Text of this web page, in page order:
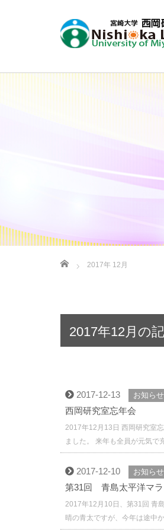
ホーム 2017年 12月
2017年12月の
2017-12-13 お知ら
西岡研究室忘年会
2017年12月13日 西岡研究室
ました。 来年も全員が元気で
2017-12-10 お知ら
第31回 青島太平洋マラ
2017年12月10日、第31回 青
晴の青太ですが、今年は途中